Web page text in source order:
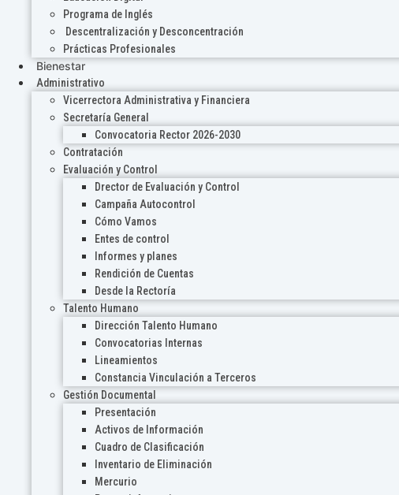
Programa de Inglés
Descentralización y Desconcentración
Prácticas Profesionales
Bienestar
Administrativo
Vicerrectora Administrativa y Financiera
Secretaría General
Convocatoria Rector 2026-2030
Contratación
Evaluación y Control
Drector de Evaluación y Control
Campaña Autocontrol
Cómo Vamos
Entes de control
Informes y planes
Rendición de Cuentas
Desde la Rectoría
Talento Humano
Dirección Talento Humano
Convocatorias Internas
Lineamientos
Constancia Vinculación a Terceros
Gestión Documental
Presentación
Activos de Información
Cuadro de Clasificación
Inventario de Eliminación
Mercurio